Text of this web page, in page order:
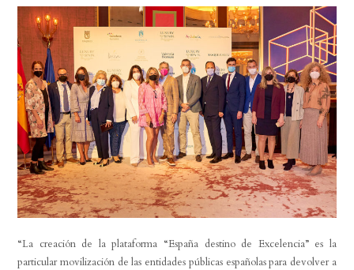
“La creación de la plataforma “España destino de Excelencia” es la
particular movilización de las entidades públicas españolas para devolver a